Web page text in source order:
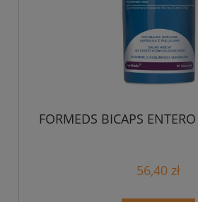
FORMEDS BICAPS
56,40 zł